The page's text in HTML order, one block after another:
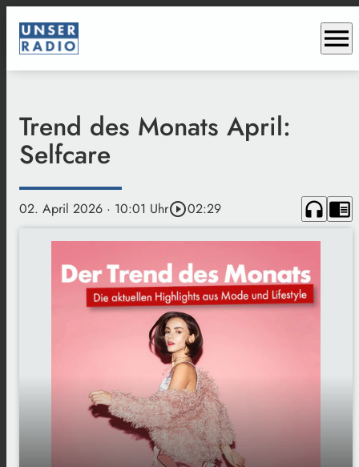
menu
Trend des Monats April:
Selfcare
02. April 2026 · 10:01 Uhrplay_circle_outline02:29 headphones chrome_reader_mode